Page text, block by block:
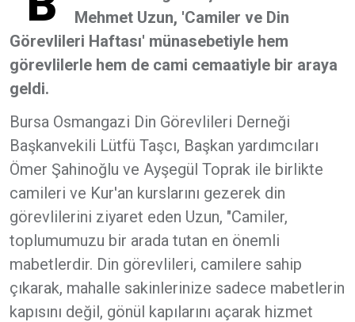
Mehmet Uzun, 'Camiler ve Din
Görevlileri Haftası' münasebetiyle hem
görevlilerle hem de cami cemaatiyle bir araya
geldi.
Bursa Osmangazi Din Görevlileri Derneği
Başkanvekili Lütfü Taşcı, Başkan yardımcıları
Ömer Şahinoğlu ve Ayşegül Toprak ile birlikte
camileri ve Kur'an kurslarını gezerek din
görevlilerini ziyaret eden Uzun, "Camiler,
toplumumuzu bir arada tutan en önemli
mabetlerdir. Din görevlileri, camilere sahip
çıkarak, mahalle sakinlerinize sadece mabetlerin
kapısını değil, gönül kapılarını açarak hizmet